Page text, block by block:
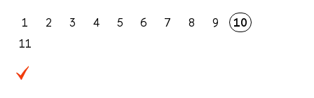
1 2 3 4 5 6 7 8 9
10
11